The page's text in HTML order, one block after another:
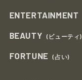
ENTERTAINMENT
BEAUTY (ビューティ)
FORTUNE (占い)